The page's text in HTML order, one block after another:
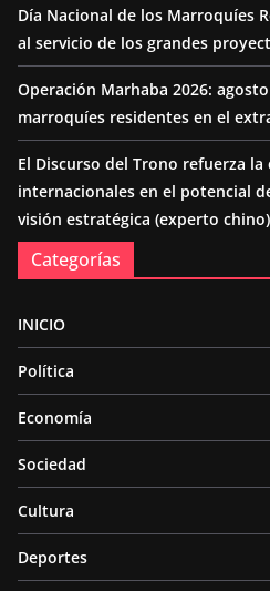
Día Nacional de los Marroquíes
al servicio de los grandes
Operación Marhaba 2026:
marroquíes residentes en el
El Discurso del Trono refuerza
internacionales en el potencial
visión estratégica (experto chino)
Categorías
INICIO
Política
Economía
Sociedad
Cultura
Deportes